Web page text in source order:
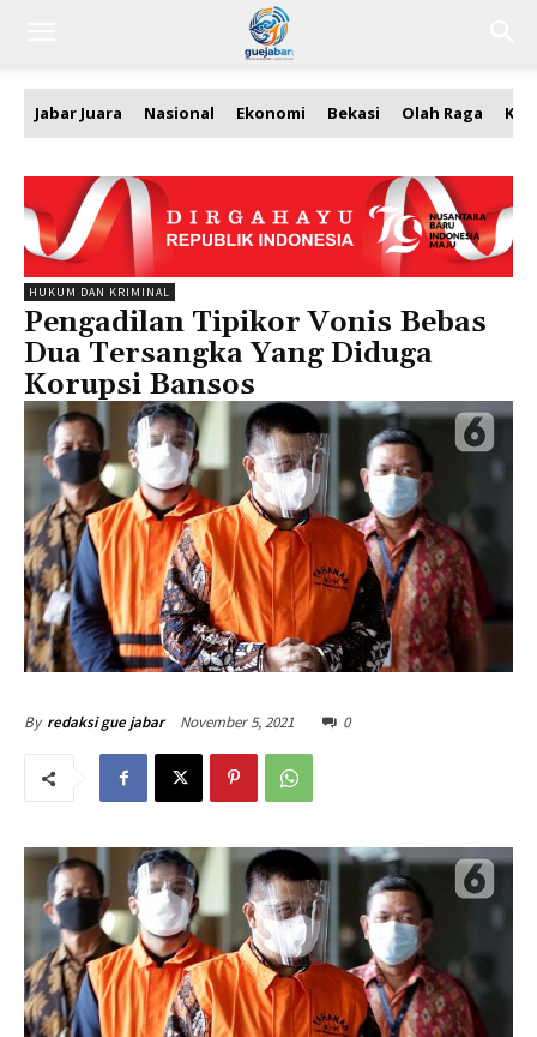
Jabar Juara Nasional Ekonomi Bekasi Olah Raga
HUKUM DAN KRIMINAL
Pengadilan Tipikor Vonis Bebas
Dua Tersangka Yang Diduga
Korupsi Bansos
By redaksi gue jabar November 5, 2021 0